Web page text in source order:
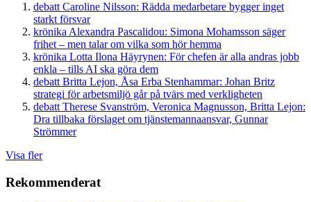
debatt Caroline Nilsson: Rädda medarbetare bygger inget
starkt försvar
krönika Alexandra Pascalidou: Simona Mohamsson säger
frihet – men talar om vilka som hör hemma
krönika Lotta Ilona Häyrynen: För chefen är alla andras jobb
enkla – tills AI ska göra dem
debatt Britta Lejon, Åsa Erba Stenhammar: Johan Britz
strategi för arbetsmiljö går på tvärs med verkligheten
debatt Therese Svanström, Veronica Magnusson, Britta Lejon:
Dra tillbaka förslaget om tjänstemannaansvar, Gunnar
Strömmer
Visa fler
Rekommenderat